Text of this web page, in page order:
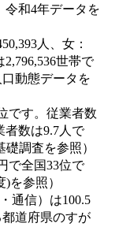
令和4年データを
人、女：
世帯で
動態データを
です。従業者数
者数は9.7人で
調査を参照）
で全国33位で
を参照）
通信）は100.5
道府県のすが